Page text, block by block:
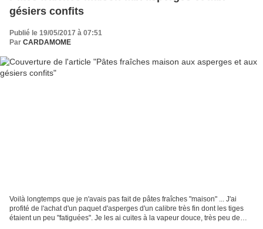
gésiers confits
Publié le 19/05/2017 à 07:51
Par CARDAMOME
Voilà longtemps que je n'avais pas fait de pâtes fraîches "maison" ... J'ai
profité de l'achat d'un paquet d'asperges d'un calibre très fin dont les tiges
étaient un peu "fatiguées". Je les ai cuites à la vapeur douce, très peu de